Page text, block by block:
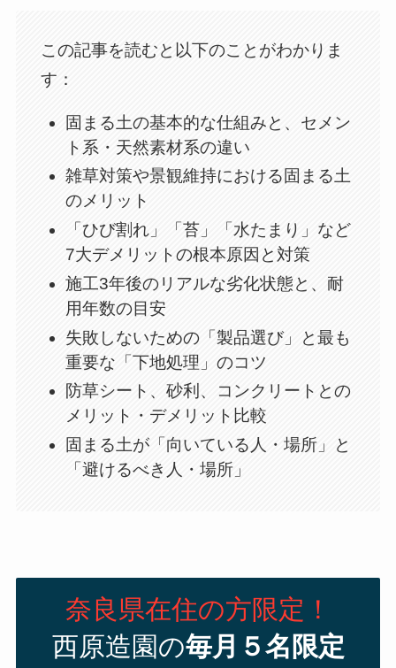
この記事を読むと以下のことがわかりま
す：
固まる土の基本的な仕組みと、セメン
ト系・天然素材系の違い
雑草対策や景観維持における固まる土
のメリット
「ひび割れ」「苔」「水たまり」など
7大デメリットの根本原因と対策
施工3年後のリアルな劣化状態と、耐
用年数の目安
失敗しないための「製品選び」と最も
重要な「下地処理」のコツ
防草シート、砂利、コンクリートとの
メリット・デメリット比較
固まる土が「向いている人・場所」と
「避けるべき人・場所」
奈良県在住の方限定！
西原造園の毎月５名限定